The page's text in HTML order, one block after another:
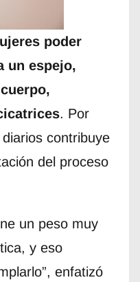
poder
un espejo,
. Por
contribuye
del proceso
un peso muy
y eso
enfatizó